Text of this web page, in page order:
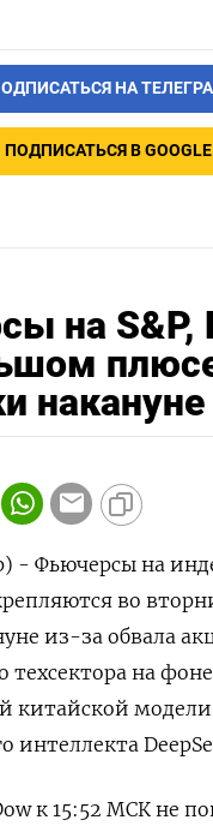
НА
ПОДПИСАТЬСЯ В GOOGLE
на S&P,
накануне
- Фьючерсы на
во
из-за обвала
техсектора на
китайской модели
интеллекта
к 15:52 МСК не